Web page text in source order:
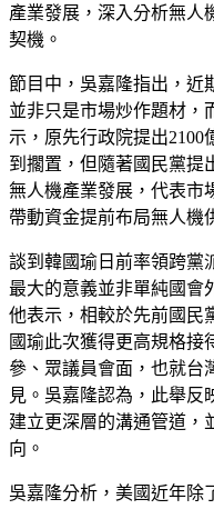
產業發展，深入分析無人
契機。
節目中，吳嘉隆指出，近
並非只是市場炒作題材，
示，原先行政院提出2100
到擱置，但隨著國民黨提
無人機產業發展，代表市
帶動資金提前布局無人機
談到韓國瑜日前率領跨黨
最大的意義並非單純國會
他表示，相較於先前國民
國瑜此次獲得更高規格接
參、眾議員會面，也就台
見。吳嘉隆認為，此舉反
建立更深層的溝通管道，
向。
吳嘉隆分析，美國近年除